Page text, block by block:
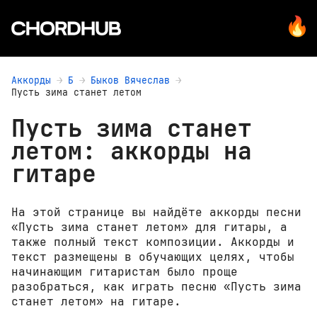
Аккорды Б
Быков Вячеслав
Пусть зима станет летом
Пусть зима станет
летом: аккорды на
гитаре
На этой странице вы найдёте аккорды песни
«Пусть зима станет летом» для гитары, а
также полный текст композиции. Аккорды и
текст размещены в обучающих целях, чтобы
начинающим гитаристам было проще
разобраться, как играть песню «Пусть зима
станет летом» на гитаре.